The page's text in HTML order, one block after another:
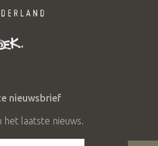
nieuwsbrief
het laatste nieuws.